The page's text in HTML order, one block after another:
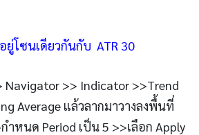
ยู่โซนเดียวกันกับ ATR 30
Navigator >> Indicator >>Trend
Average แล้วลากมาวางลงพื้นที่
ำหนด Period เป็น 5 >>เลือก Apply